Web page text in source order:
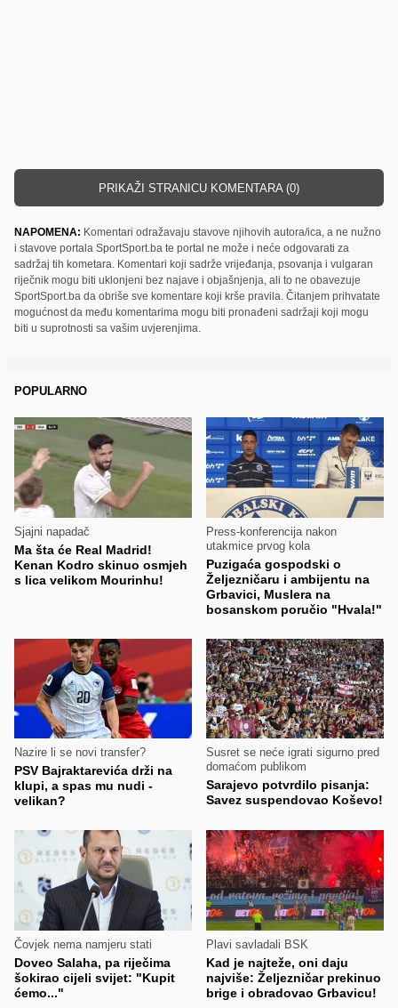
PRIKAŽI STRANICU KOMENTARA (0)
NAPOMENA: Komentari odražavaju stavove njihovih autora/ica, a ne nužno
i stavove portala SportSport.ba te portal ne može i neće odgovarati za
sadržaj tih kometara. Komentari koji sadrže vrijeđanja, psovanja i vulgaran
riječnik mogu biti uklonjeni bez najave i objašnjenja, ali to ne obavezuje
SportSport.ba da obriše sve komentare koji krše pravila. Čitanjem prihvatate
mogućnost da među komentarima mogu biti pronađeni sadržaji koji mogu
biti u suprotnosti sa vašim uvjerenjima.
POPULARNO
Sjajni napadač
Ma šta će Real Madrid!
Kenan Kodro skinuo osmjeh
s lica velikom Mourinhu!
Press-konferencija nakon
utakmice prvog kola
Puzigaća gospodski o
Željezničaru i ambijentu na
Grbavici, Muslera na
bosanskom poručio "Hvala!"
Nazire li se novi transfer?
PSV Bajraktarevića drži na
klupi, a spas mu nudi -
velikan?
Susret se neće igrati sigurno pred
domaćom publikom
Sarajevo potvrdilo pisanja:
Savez suspendovao Koševo!
Čovjek nema namjeru stati
Doveo Salaha, pa riječima
šokirao cijeli svijet: "Kupit
ćemo..."
Plavi savladali BSK
Kad je najteže, oni daju
najviše: Željezničar prekinuo
brige i obradovao Grbavicu!